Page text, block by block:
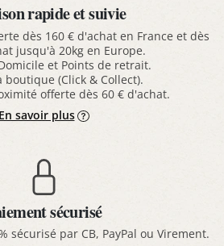
rapide et suivie
dès 160 € d'achat en France et dès
jusqu'à 20kg en Europe.
et Points de retrait.
boutique (Click & Collect).
offerte dès 60 € d'achat.
En savoir plus
sécurisé
sécurisé par CB, PayPal ou Virement.